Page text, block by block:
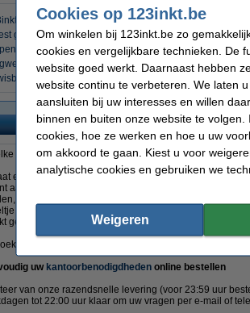
balpennen
gekozen balpennen
per merk
balpennen
4 kleuren balpennen
Documentechte
Duurzame
Ergonomische
Luxe balpennen en
Balpen nodig? 123inkt
werkplek en in elk kantoor is hij absoluut onmisbaar,
er ongetwijfeld niet dagelijks bij stil, maar de balpen
aan voor zijn ontdekking. Toen was de vulpen nog
vlekken maakt en soms zelfs het papier laat
aan het uiteinde van de pen. Tijdens het schrijven
geen vlekken. Met zijn uitvinding zorgde Biró voor
naar de beste balpennen voor school of kantoor?
uw kantoorbenodigdheden online bestellen
van onze razendsnelle levering (voor 23:59 uur
tot 22:00 uur klaar om uw vragen per e-mail of
Cookies op 123inkt.be
Om winkelen bij 123inkt.be zo
cookies en vergelijkbare technieken. De
website goed werkt. Daarnaast hebben
website continu te verbeteren. We laten
aansluiten bij uw interesses en willen
binnen en buiten onze website te volgen.
cookies, hoe ze werken en hoe u uw
om akkoord te gaan. Kiest u voor
analytische cookies en gebruiken we
Weigeren